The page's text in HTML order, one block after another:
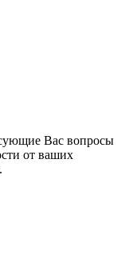
Вас вопросы
от ваших